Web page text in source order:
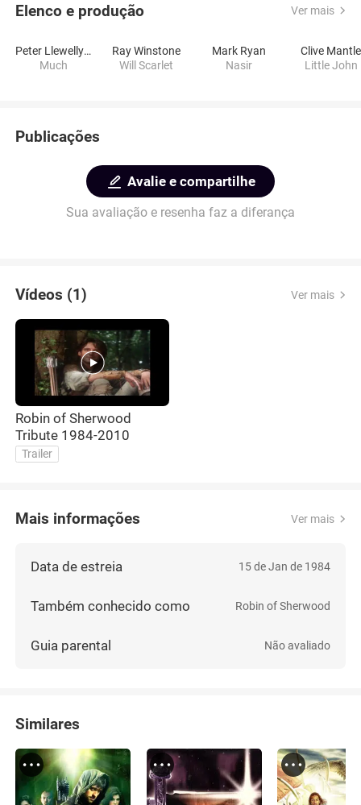
Elenco e produção Ver mais
Peter Llewellyn Williams
Much
Ray Winstone
Will Scarlet
Mark Ryan
Nasir
Clive Mantle
Little John
Publicações
Avalie e compartilhe
Sua avaliação e resenha faz a diferança
Vídeos (1) Ver mais
Robin of Sherwood
Tribute 1984-2010
Trailer
Mais informações Ver mais
Data de estreia 15 de Jan de 1984
Também conhecido como Robin of Sherwood
Guia parental Não avaliado
Similares